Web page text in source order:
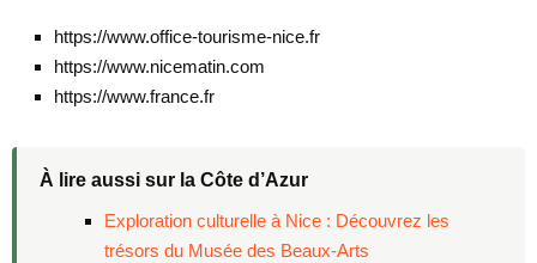
https://www.office-tourisme-nice.fr
https://www.nicematin.com
https://www.france.fr
À lire aussi sur la Côte d’Azur
Exploration culturelle à Nice : Découvrez les
trésors du Musée des Beaux-Arts